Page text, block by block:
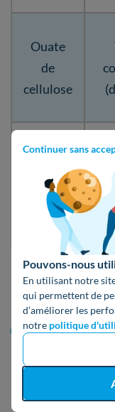
Continuer sans
Pouvons-nous
En utilisant notre
qui permettent de
d’améliorer les
notre politique
Ouate
de
cellulose
Fibre de
bois
Les 3 critères
La
minimum de
(rampants)